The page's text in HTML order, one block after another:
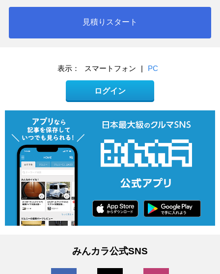
見積りスタート
表示： スマートフォン | PC
ログイン
みんカラ公式SNS